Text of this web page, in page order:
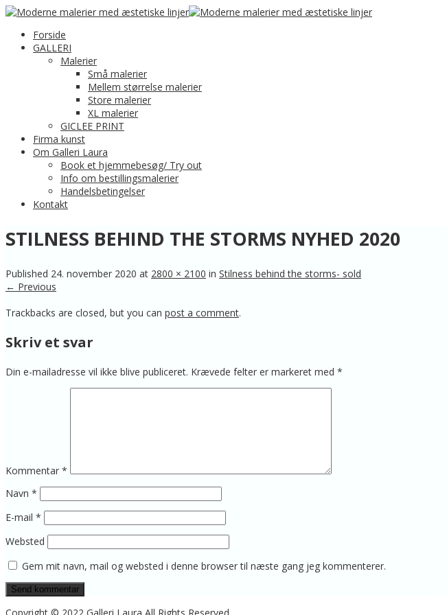
Forside
GALLERI
Malerier
Små malerier
Mellem størrelse malerier
Store malerier
XL malerier
GICLEE PRINT
Firma kunst
Om Galleri Laura
Book et hjemmebesøg/ Try out
Info om bestillingsmalerier
Handelsbetingelser
Kontakt
STILNESS BEHIND THE STORMS NYHED 2020
Published 24. november 2020 at 2800 × 2100 in Stilness behind the storms- sold
← Previous
Trackbacks are closed, but you can post a comment.
Skriv et svar
Din e-mailadresse vil ikke blive publiceret. Krævede felter er markeret med *
Kommentar *
Navn *
E-mail *
Websted
Gem mit navn, mail og websted i denne browser til næste gang jeg kommenterer.